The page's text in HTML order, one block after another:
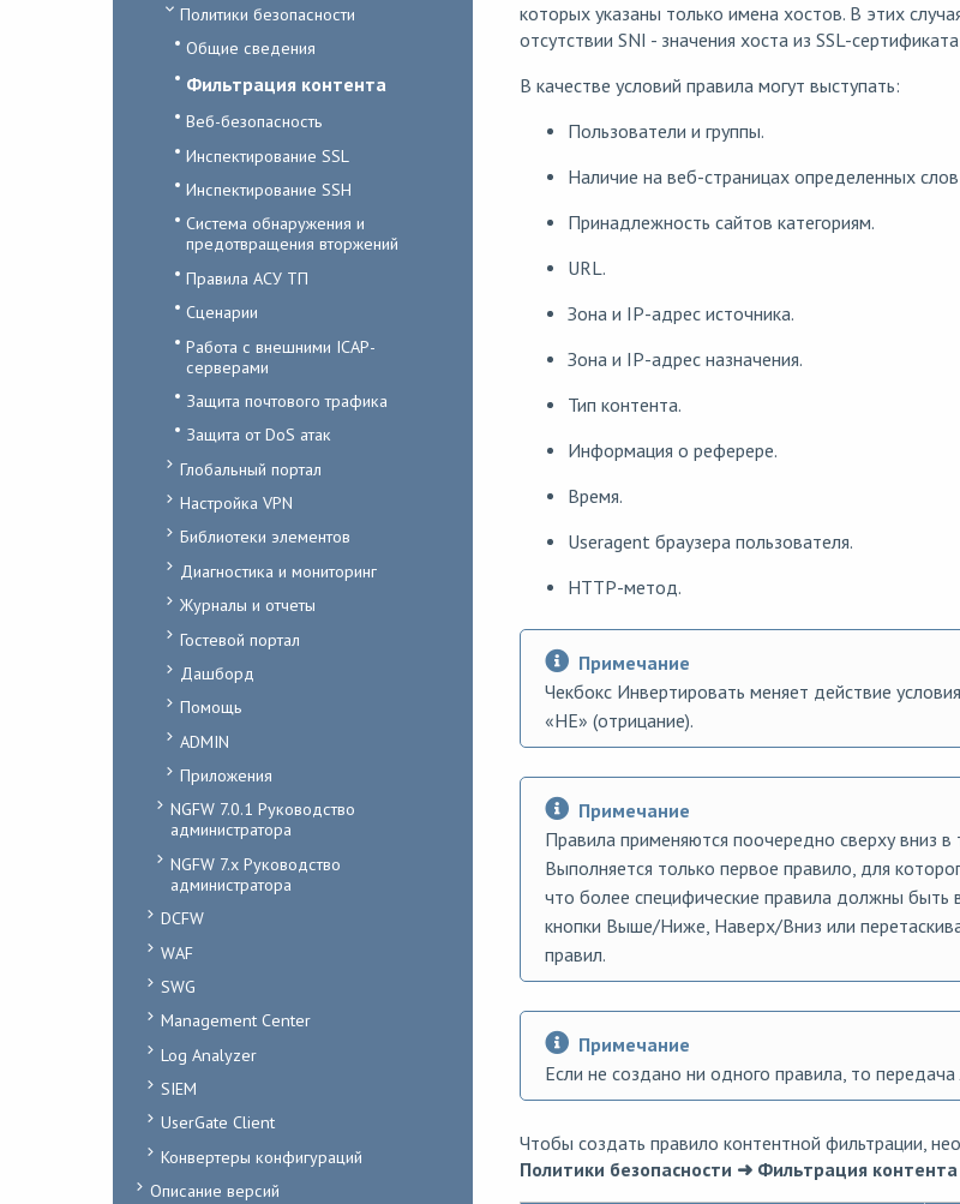
Политики безопасности
Общие сведения
Фильтрация контента
Веб-безопасность
Инспектирование SSL
Инспектирование SSH
Система обнаружения и
предотвращения вторжений
Правила АСУ ТП
Сценарии
Работа с внешними ICAP-
серверами
Защита почтового трафика
Защита от DoS атак
Глобальный портал
Настройка VPN
Библиотеки элементов
Диагностика и мониторинг
Журналы и отчеты
Гостевой портал
Дашборд
Помощь
ADMIN
Приложения
NGFW 7.0.1 Руководство
администратора
NGFW 7.x Руководство
администратора
DCFW
WAF
SWG
Management Center
Log Analyzer
SIEM
UserGate Client
Конвертеры конфигураций
Описание версий
которых указаны только имена хостов. В этих
отсутствии SNI - значения хоста из SSL-
В качестве условий правила могут выступать:
Пользователи и группы.
Наличие на веб-страницах определенных
Принадлежность сайтов категориям.
URL.
Зона и IP-адрес источника.
Зона и IP-адрес назначения.
Тип контента.
Информация о реферере.
Время.
Useragent браузера пользователя.
HTTP-метод.
Примечание
Чекбокс Инвертировать меняет действие
«НЕ» (отрицание).
Примечание
Правила применяются поочередно сверху вниз
Выполняется только первое правило, для
что более специфические правила должны быть
кнопки Выше/Ниже, Наверх/Вниз или
правил.
Примечание
Если не создано ни одного правила, то
Чтобы создать правило контентной фильтрации,
Политики безопасности ➜ Фильтрация контента